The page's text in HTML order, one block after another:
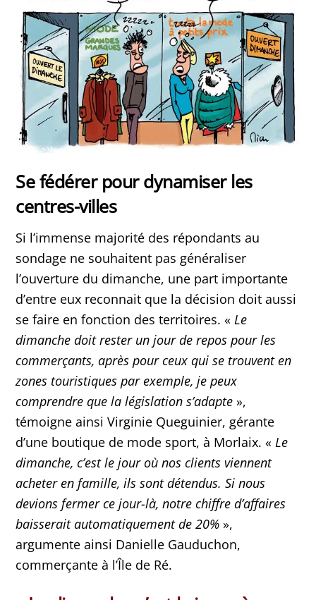
Se fédérer pour dynamiser les
centres-villes
Si l’immense majorité des répondants au
sondage ne souhaitent pas généraliser
l’ouverture du dimanche, une part importante
d’entre eux reconnait que la décision doit aussi
se faire en fonction des territoires. «Le
dimanche doit rester un jour de repos pour les
commerçants, après pour ceux qui se trouvent en
zones touristiques par exemple, je peux
comprendre que la législation s’adapte »,
témoigne ainsi Virginie Queguinier, gérante
d’une boutique de mode sport, à Morlaix. «Le
dimanche, c’est le jour où nos clients viennent
acheter en famille, ils sont détendus. Si nous
devions fermer ce jour-là, notre chiffre d’affaires
baisserait automatiquement de 20% »,
argumente ainsi Danielle Gauduchon,
commerçante à l’Île de Ré.